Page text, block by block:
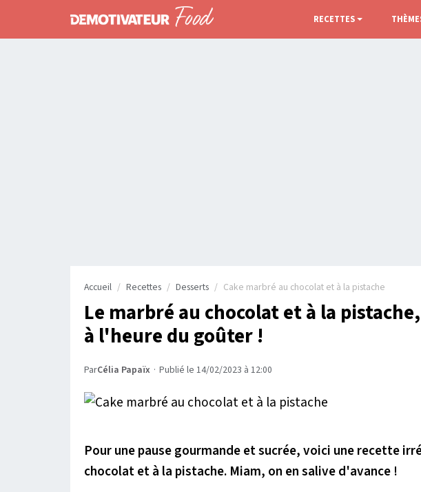
RECETTES
Accueil Recettes Desserts Cake marbré au chocolat et à la pistache
Le marbré au chocolat et à la
à l'heure du goûter !
ParCélia Papaïx · Publié le 14/02/2023 à 12:00
Pour une pause gourmande et sucrée, voici une recette
chocolat et à la pistache. Miam, on en salive d'avance !